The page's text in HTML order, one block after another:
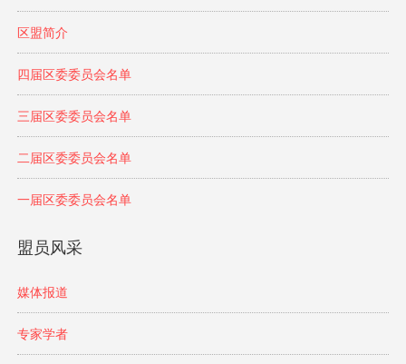
区盟简介
四届区委委员会名单
三届区委委员会名单
二届区委委员会名单
一届区委委员会名单
盟员风采
媒体报道
专家学者